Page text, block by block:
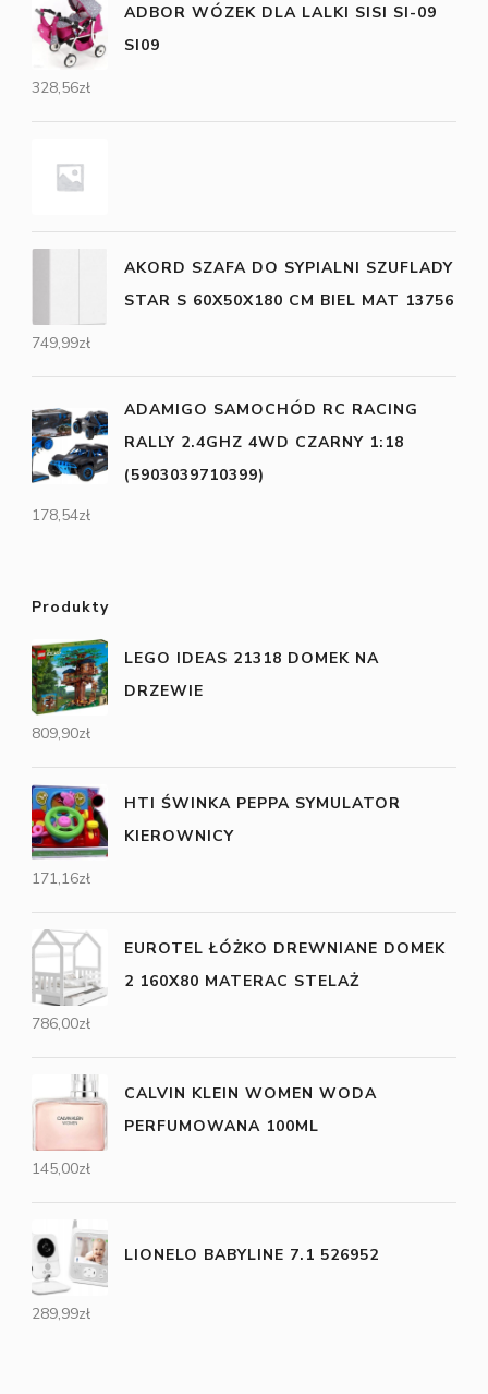
ADBOR WÓZEK DLA LALKI SISI SI-09
SI09
328,56zł
AKORD SZAFA DO SYPIALNI SZUFLADY
STAR S 60X50X180 CM BIEL MAT 13756
749,99zł
ADAMIGO SAMOCHÓD RC RACING
RALLY 2.4GHZ 4WD CZARNY 1:18
(5903039710399)
178,54zł
Produkty
LEGO IDEAS 21318 DOMEK NA
DRZEWIE
809,90zł
HTI ŚWINKA PEPPA SYMULATOR
KIEROWNICY
171,16zł
EUROTEL ŁÓŻKO DREWNIANE DOMEK
2 160X80 MATERAC STELAŻ
786,00zł
CALVIN KLEIN WOMEN WODA
PERFUMOWANA 100ML
145,00zł
LIONELO BABYLINE 7.1 526952
289,99zł